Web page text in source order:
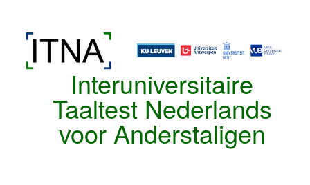
Interuniversitaire
Taaltest Nederlands
voor Anderstaligen